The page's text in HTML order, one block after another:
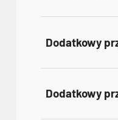
Dodatkowy
Dodatkowy